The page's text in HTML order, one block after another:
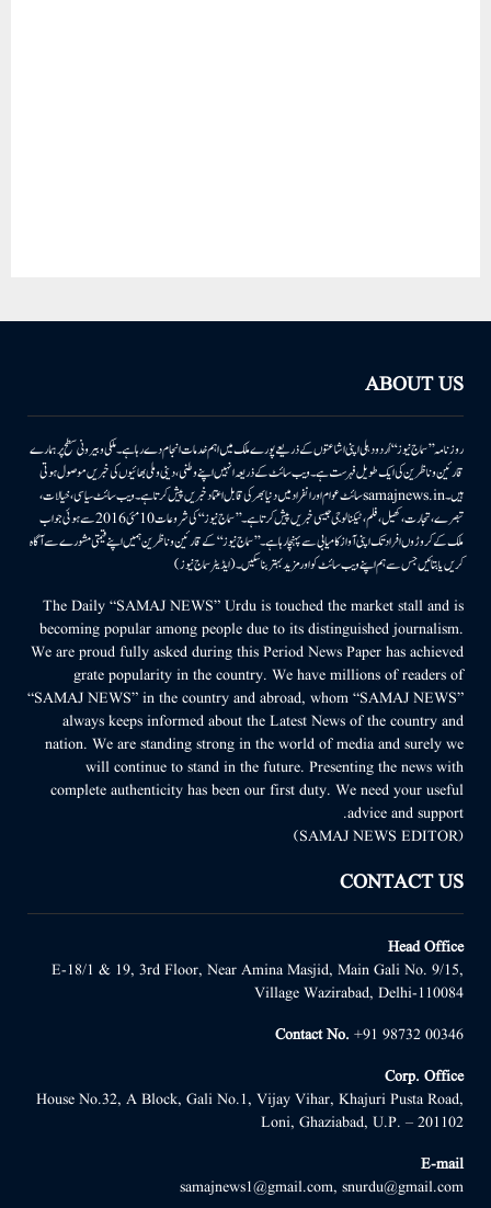
ABOUT US
روزنامہ ’’سماج نیوز‘‘ اُردو دہلی اپنی اشاعتوں کے ذریعے پورے ملک میں اہم خدمات انجام دے رہا ہے۔ ملکی وبیرونی سطح پر ہمارے
قارئین وناظرین کی ایک طویل فہرست ہے۔ ویب سائٹ کے ذریعہ انہیں اپنے وطنی، دینی وملی بھائیوں کی خبریں موصول ہوتی
ہیں۔samajnews.inسائٹ عوام اور انفراد میں دنیا بھر کی قابل اعتماد خبریں پیش کرتا ہے۔ ویب سائٹ سیاسی، خیالات،
تبصرے، تجارت، کھیل، فلم، ٹیکنالوجی جیسی خبریں پیش کرتا ہے۔ ’’سماج نیوز‘‘ کی شروعات 10مئی 2016 سے ہوئی جو اب
ملک کے کروڑوں افراد تک اپنی آواز کامیابی سے پہنچا رہا ہے۔ ’’سماج نیوز‘‘ کے قارئین وناظرین ہمیں اپنے قیمتی مشورے سے آگاہ
کریں یا بتائیں جس سے ہم اپنے ویب سائٹ کو اور مزید بہتر بناسکیں۔ (ایڈیٹر سماج نیوز)
The Daily “SAMAJ NEWS” Urdu is touched the market stall and is
becoming popular among people due to its distinguished journalism.
We are proud fully asked during this Period News Paper has achieved
grate popularity in the country. We have millions of readers of
“SAMAJ NEWS” in the country and abroad, whom “SAMAJ NEWS”
always keeps informed about the Latest News of the country and
nation. We are standing strong in the world of media and surely we
will continue to stand in the future. Presenting the news with
complete authenticity has been our first duty. We need your useful
advice and support.
(SAMAJ NEWS EDITOR)
CONTACT US
Head Office
E-18/1 & 19, 3rd Floor, Near Amina Masjid, Main Gali No. 9/15,
Village Wazirabad, Delhi-110084
Contact No. +91 98732 00346
Corp. Office
House No.32, A Block, Gali No.1, Vijay Vihar, Khajuri Pusta Road,
Loni, Ghaziabad, U.P. – 201102
E-mail
samajnews1@gmail.com, snurdu@gmail.com